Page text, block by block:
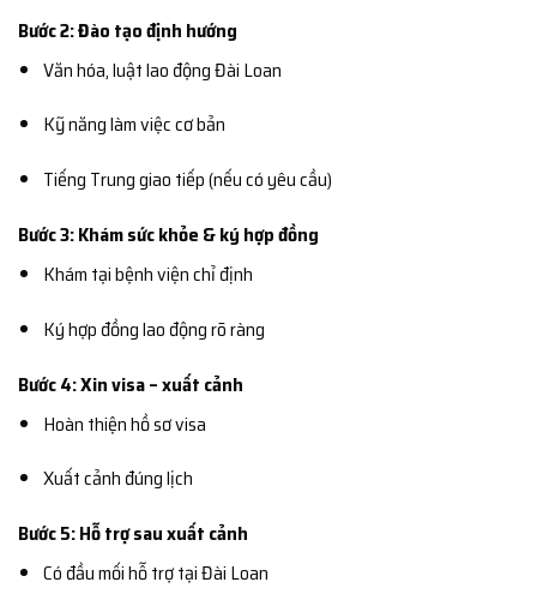
Bước 2: Đào tạo định hướng
Văn hóa, luật lao động Đài Loan
Kỹ năng làm việc cơ bản
Tiếng Trung giao tiếp (nếu có yêu cầu)
Bước 3: Khám sức khỏe & ký hợp đồng
Khám tại bệnh viện chỉ định
Ký hợp đồng lao động rõ ràng
Bước 4: Xin visa – xuất cảnh
Hoàn thiện hồ sơ visa
Xuất cảnh đúng lịch
Bước 5: Hỗ trợ sau xuất cảnh
Có đầu mối hỗ trợ tại Đài Loan